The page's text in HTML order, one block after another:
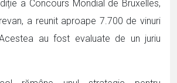
a Concours Mondial de Bruxelles,
a reunit aproape 7.700 de vinuri
au fost evaluate de un juriu